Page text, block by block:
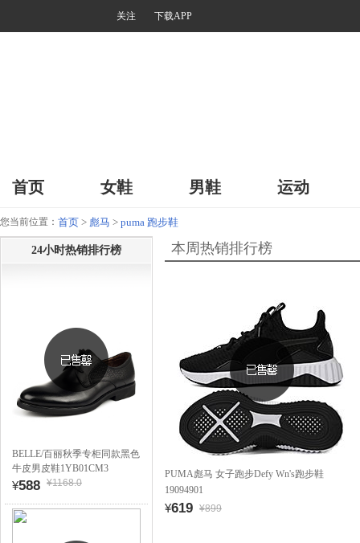
关注 下载APP
首页 女鞋 男鞋 运动
您当前位置： 首页 > 彪马 > puma 跑步鞋
24小时热销排行榜
BELLE/百丽秋季专柜同款黑色
牛皮男皮鞋1YB01CM3
¥588 ¥1168.0
本周热销排行榜
PUMA彪马 女子跑步Defy Wn's跑步鞋
19094901
¥619 ¥899